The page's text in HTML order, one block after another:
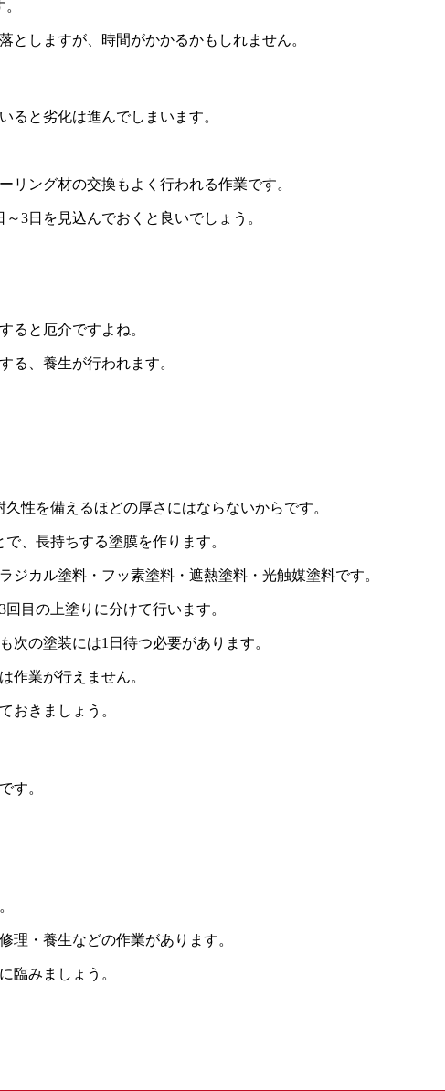
としますが、時間がかかるかもしれません。
ると劣化は進んでしまいます。
リング材の交換もよく行われる作業です。
3日を見込んでおくと良いでしょう。
ると厄介ですよね。
る、養生が行われます。
性を備えるほどの厚さにはならないからです。
、長持ちする塗膜を作ります。
ジカル塗料・フッ素塗料・遮熱塗料・光触媒塗料です。
目の上塗りに分けて行います。
次の塗装には1日待つ必要があります。
作業が行えません。
おきましょう。
す。
理・養生などの作業があります。
臨みましょう。